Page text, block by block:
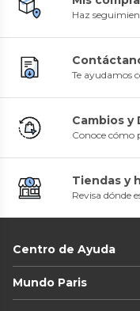
Haz
Te ayudamos
Cambios y
Conoce cómo
Tiendas y
Revisa dónde
Centro de Ayuda
Mundo Paris